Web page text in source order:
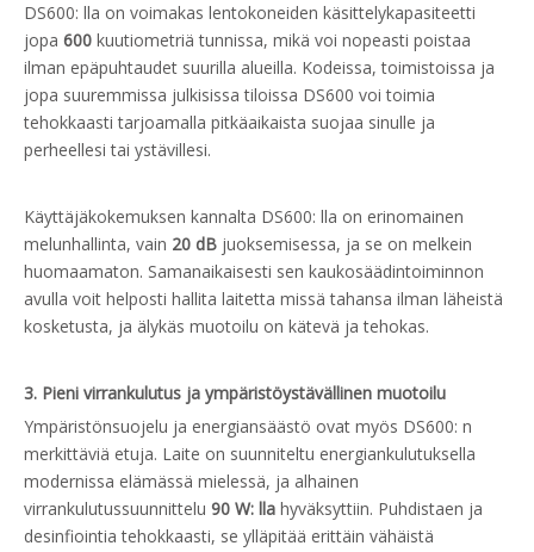
DS600: lla on voimakas lentokoneiden käsittelykapasiteetti
jopa 600 kuutiometriä tunnissa, mikä voi nopeasti poistaa
ilman epäpuhtaudet suurilla alueilla. Kodeissa, toimistoissa ja
jopa suuremmissa julkisissa tiloissa DS600 voi toimia
tehokkaasti tarjoamalla pitkäaikaista suojaa sinulle ja
perheellesi tai ystävillesi.
Käyttäjäkokemuksen kannalta DS600: lla on erinomainen
melunhallinta, vain 20 dB juoksemisessa, ja se on melkein
huomaamaton. Samanaikaisesti sen kaukosäädintoiminnon
avulla voit helposti hallita laitetta missä tahansa ilman läheistä
kosketusta, ja älykäs muotoilu on kätevä ja tehokas.
3. Pieni virrankulutus ja ympäristöystävällinen muotoilu
Ympäristönsuojelu ja energiansäästö ovat myös DS600: n
merkittäviä etuja. Laite on suunniteltu energiankulutuksella
modernissa elämässä mielessä, ja alhainen
virrankulutussuunnittelu 90 W: lla hyväksyttiin. Puhdistaen ja
desinfiointia tehokkaasti, se ylläpitää erittäin vähäistä